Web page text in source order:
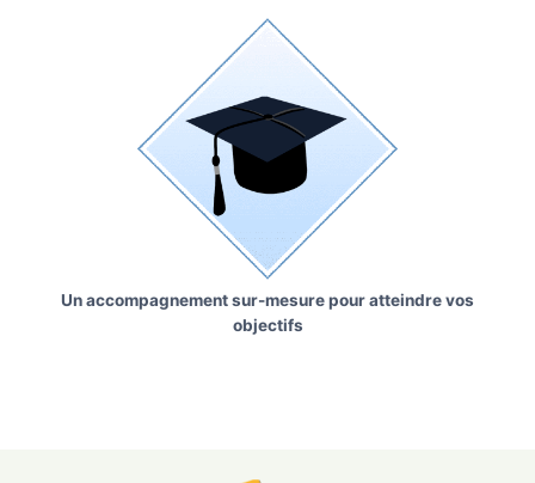
Un accompagnement sur-mesure pour atteindre vos
objectifs